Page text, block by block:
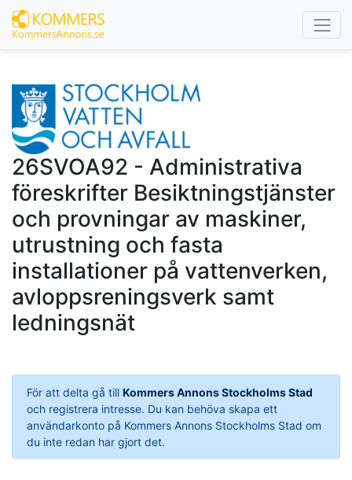
26SVOA92 - Administrativa
föreskrifter Besiktningstjänster
och provningar av maskiner,
utrustning och fasta
installationer på vattenverken,
avloppsreningsverk samt
ledningsnät
För att delta gå till Kommers Annons Stockholms Stad
och registrera intresse. Du kan behöva skapa ett
användarkonto på Kommers Annons Stockholms Stad om
du inte redan har gjort det.